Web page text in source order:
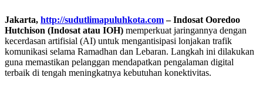
Jakarta, http://sudutlimapuluhkota.com– Indosat Ooredoo
Hutchison (Indosat atau IOH) memperkuat jaringannya dengan
kecerdasan artifisial (AI) untuk mengantisipasi lonjakan trafik
komunikasi selama Ramadhan dan Lebaran. Langkah ini dilakukan
guna memastikan pelanggan mendapatkan pengalaman digital
terbaik di tengah meningkatnya kebutuhan konektivitas.